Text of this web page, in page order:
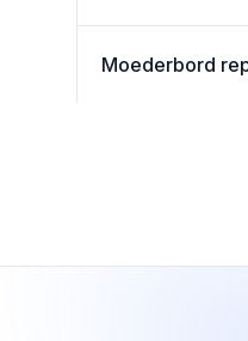
Moederbord